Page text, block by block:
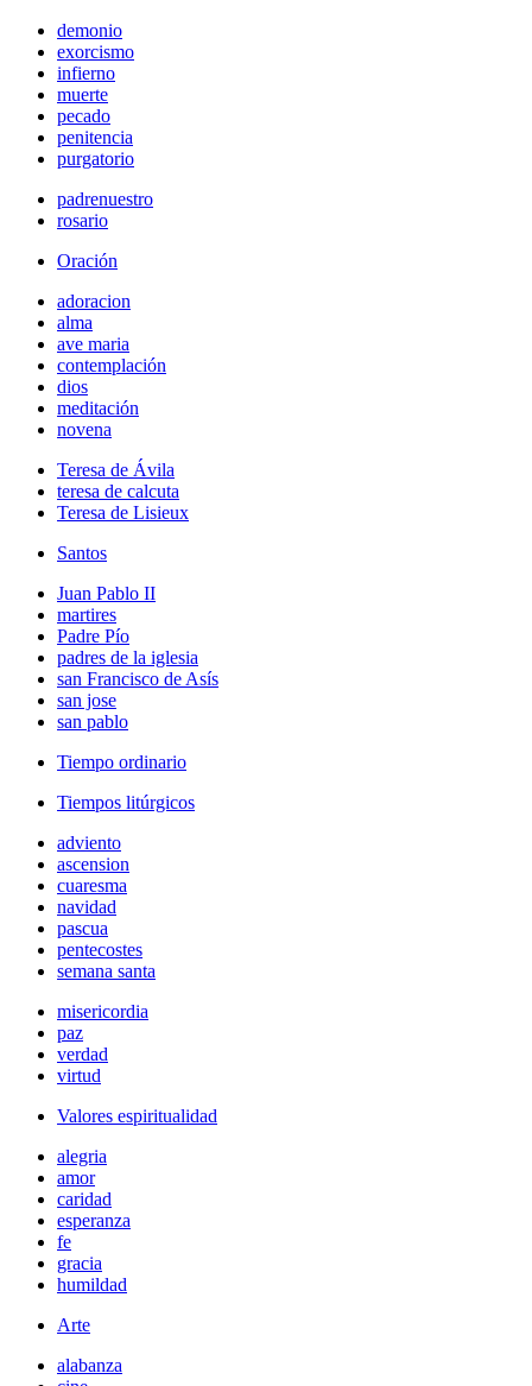
demonio
exorcismo
infierno
muerte
pecado
penitencia
purgatorio
padrenuestro
rosario
Oración
adoracion
alma
ave maria
contemplación
dios
meditación
novena
Teresa de Ávila
teresa de calcuta
Teresa de Lisieux
Santos
Juan Pablo II
martires
Padre Pío
padres de la iglesia
san Francisco de Asís
san jose
san pablo
Tiempo ordinario
Tiempos litúrgicos
adviento
ascension
cuaresma
navidad
pascua
pentecostes
semana santa
misericordia
paz
verdad
virtud
Valores espiritualidad
alegria
amor
caridad
esperanza
fe
gracia
humildad
Arte
alabanza